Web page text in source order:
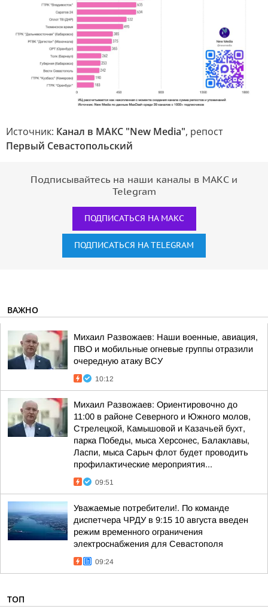
Источник: Канал в МАКС "New Media", репост
Первый Севастопольский
Подписывайтесь на наши каналы в МАКС и
Telegram
ПОДПИСАТЬСЯ НА МАКС
ПОДПИСАТЬСЯ НА TELEGRAM
ВАЖНО
Михаил Развожаев: Наши военные, авиация,
ПВО и мобильные огневые группы отразили
очередную атаку ВСУ
10:12
Михаил Развожаев: Ориентировочно до
11:00 в районе Северного и Южного молов,
Стрелецкой, Камышовой и Казачьей бухт,
парка Победы, мыса Херсонес, Балаклавы,
Ласпи, мыса Сарыч флот будет проводить
профилактические мероприятия...
09:51
Уважаемые потребители!. По команде
диспетчера ЧРДУ в 9:15 10 августа введен
режим временного ограничения
электроснабжения для Севастополя
09:24
ТОП